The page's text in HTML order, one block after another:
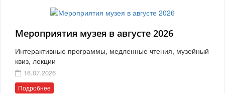
Мероприятия музея в августе 2026
Интерактивные программы, медленные чтения, музейный
квиз, лекции
16.07.2026
Подробнее